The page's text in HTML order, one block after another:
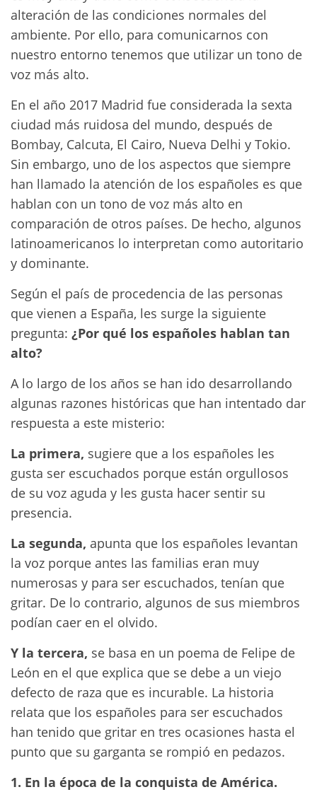
alteración de las condiciones normales del
ambiente. Por ello, para comunicarnos con
nuestro entorno tenemos que utilizar un tono de
voz más alto.
En el año 2017 Madrid fue considerada la sexta
ciudad más ruidosa del mundo, después de
Bombay, Calcuta, El Cairo, Nueva Delhi y Tokio.
Sin embargo, uno de los aspectos que siempre
han llamado la atención de los españoles es que
hablan con un tono de voz más alto en
comparación de otros países. De hecho, algunos
latinoamericanos lo interpretan como autoritario
y dominante.
Según el país de procedencia de las personas
que vienen a España, les surge la siguiente
pregunta: ¿Por qué los españoles hablan tan
alto?
A lo largo de los años se han ido desarrollando
algunas razones históricas que han intentado dar
respuesta a este misterio:
La primera, sugiere que a los españoles les
gusta ser escuchados porque están orgullosos
de su voz aguda y les gusta hacer sentir su
presencia.
La segunda, apunta que los españoles levantan
la voz porque antes las familias eran muy
numerosas y para ser escuchados, tenían que
gritar. De lo contrario, algunos de sus miembros
podían caer en el olvido.
Y la tercera, se basa en un poema de Felipe de
León en el que explica que se debe a un viejo
defecto de raza que es incurable. La historia
relata que los españoles para ser escuchados
han tenido que gritar en tres ocasiones hasta el
punto que su garganta se rompió en pedazos.
1. En la época de la conquista de América.